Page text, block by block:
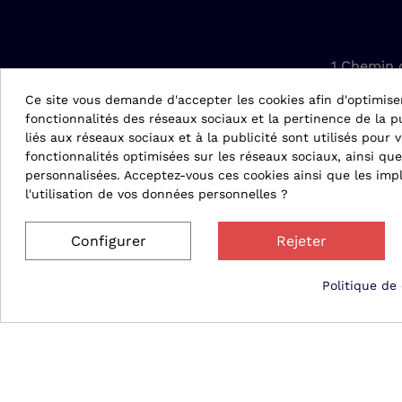
1 Chemin
04
Ce site vous demande d'accepter les cookies afin
fonctionnalités des réseaux sociaux et la pertinence de la
liés aux réseaux sociaux et à la publicité sont utilisés pour
fonctionnalités optimisées sur les réseaux sociaux, ainsi
personnalisées. Acceptez-vous ces cookies ainsi que les
l'utilisation de vos données personnelles ?
Configurer Rejeter
Politique de